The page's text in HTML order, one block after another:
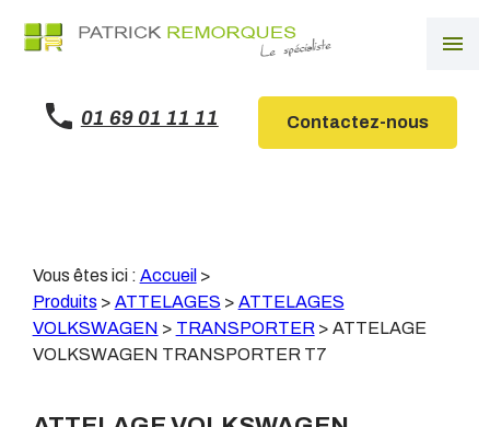
menu
01 69 01 11 11 Contactez-nous
Vous êtes ici : Accueil >
Produits > ATTELAGES > ATTELAGES
VOLKSWAGEN > TRANSPORTER > ATTELAGE
VOLKSWAGEN TRANSPORTER T7